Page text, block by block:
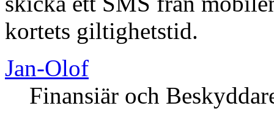
kortets giltighetstid.
Jan-Olof
Finansiär och